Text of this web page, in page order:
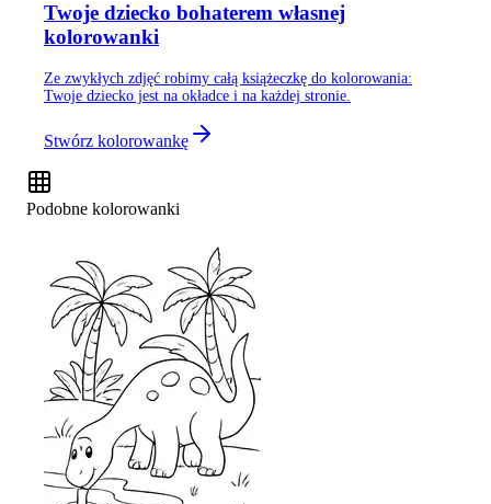
Twoje dziecko bohaterem własnej
kolorowanki
Ze zwykłych zdjęć robimy całą książeczkę do kolorowania:
Twoje dziecko jest na okładce i na każdej stronie.
Stwórz kolorowankę
Podobne kolorowanki